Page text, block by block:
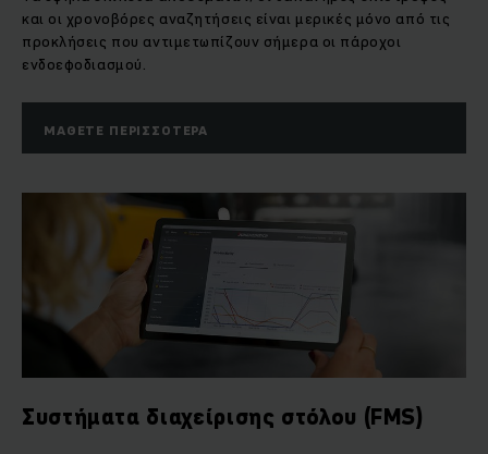
και οι χρονοβόρες αναζητήσεις είναι μερικές μόνο από τις
προκλήσεις που αντιμετωπίζουν σήμερα οι πάροχοι
ενδοεφοδιασμού.
ΜΆΘΕΤΕ ΠΕΡΙΣΣΌΤΕΡΑ
Συστήματα διαχείρισης στόλου (FMS)